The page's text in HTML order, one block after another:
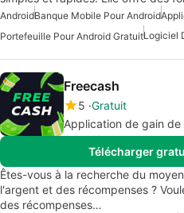
AndroidBanque Mobile Pour Android
Portefeuille Pour Android GratuitLogiciel
Freecash
5 Gratuit
Application de gain
Télécharger
Êtes-vous à la recherche du
l'argent et des récompenses ?
des récompenses…